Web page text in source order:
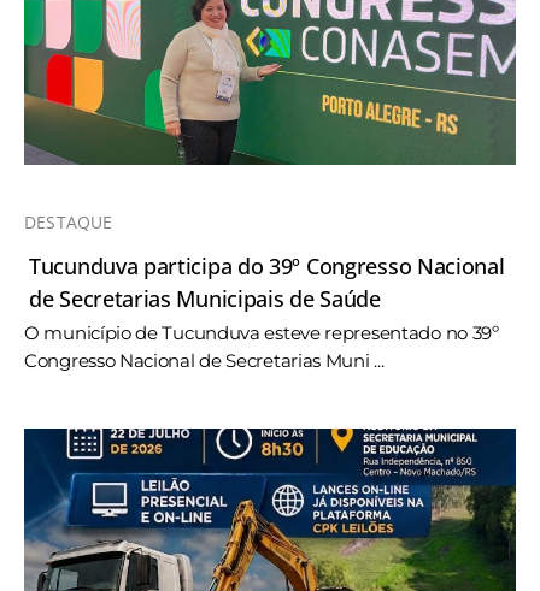
DESTAQUE
Tucunduva participa do 39º Congresso Nacional
de Secretarias Municipais de Saúde
O município de Tucunduva esteve representado no 39º
Congresso Nacional de Secretarias Muni ...